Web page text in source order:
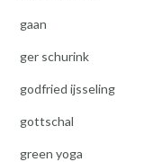
gaan
ger schurink
godfried ijsseling
gottschal
green yoga